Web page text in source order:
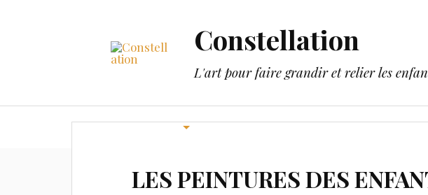
Constellation
L'art pour faire grandir et relier les
LES PEINTURES DES